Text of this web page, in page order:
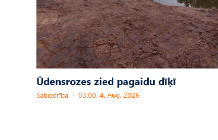
Ūdensrozes zied pagaidu dīķī
Sabiedrība 03:00, 4. Aug, 2026